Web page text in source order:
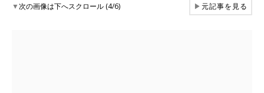
▼次の画像は下へスクロール (4/6) ▶元記事を見る